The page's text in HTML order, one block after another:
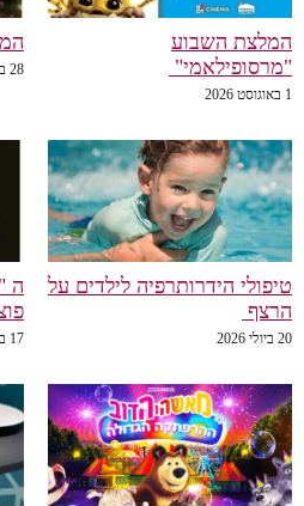
המלצת השבוע
"מרסופילאמי"
1 באוגוסט 2026
28 ביולי 2026
טיפולי הידרותרפיה לילדים על
הרצף
20 ביולי 2026
ה
17 ביולי 2026